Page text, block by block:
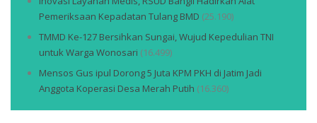
Pemeriksaan Kepadatan Tulang BMD (25.190)
TMMD Ke-127 Bersihkan Sungai, Wujud Kepedulian TNI
untuk Warga Wonosari (16.499)
Mensos Gus ipul Dorong 5 Juta KPM PKH di Jatim Jadi
Anggota Koperasi Desa Merah Putih (16.360)